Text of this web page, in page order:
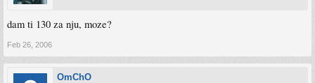
dam ti 130 za nju, moze?
Feb 26, 2006
OmChO